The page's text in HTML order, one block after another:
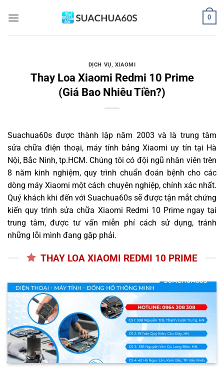
qua
0
DỊCH VỤ, XIAOMI
Thay Loa Xiaomi Redmi 10 Prime
(Giá Bao Nhiêu Tiền?)
Suachua60s được thành lập năm 2003 và là trung tâm
sửa chữa điện thoại, máy tính bảng Xiaomi uy tín tại Hà
Nội, Bắc Ninh, tp.HCM. Chúng tôi có đội ngũ nhân viên trên
8 năm kinh nghiệm, quy trình chuẩn đoán bệnh cho các
dòng máy Xiaomi một cách chuyên nghiệp, chính xác nhất.
Quý khách khi đến với Suachua60s sẽ được tận mắt chứng
kiến quy trình sửa chữa Xiaomi Redmi 10 Prime ngay tại
trung tâm, được tư vấn miễn phí cách sử dụng, tránh
những lỗi mình đang gặp phải.
THAY LOA XIAOMI REDMI 10 PRIME